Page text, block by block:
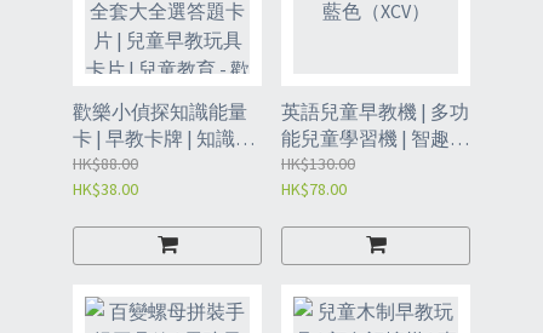
歡樂小偵探知識能量
卡 | 早教卡牌 | 知識卡
牌 | 百科普全套大全選
答題卡片 | 兒童早教玩
樂小偵探腦力遊戲卡
（54張）（XCY）
HK$88.00
HK$38.00
英語兒童早教機 | 多功
能兒童學習機 | 智趣智
能學習機 - 藍色
（XCV）
HK$130.00
HK$78.00